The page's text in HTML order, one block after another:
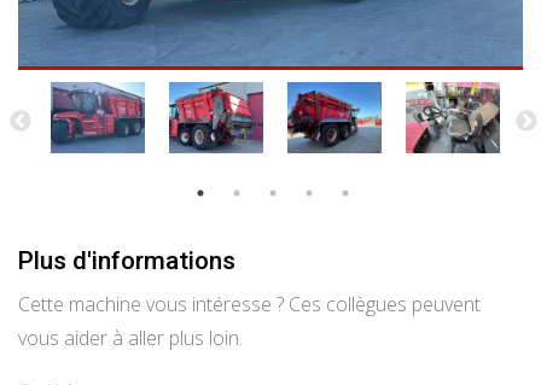
Plus d'informations
Cette machine vous intéresse ? Ces collègues peuvent
vous aider à aller plus loin.